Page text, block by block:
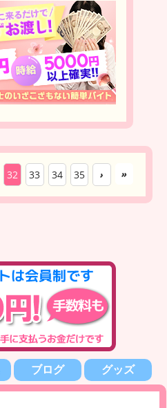
32 33 34 35 › »
ブログ グッズ